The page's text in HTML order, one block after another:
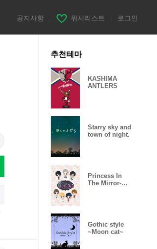
공지사항 위시리스트 로그인
추천테마
KASHIMA
ANTLERS
Starry sky and
town of night.
Princess In
The Mirror-
Gothic style
~Moon cat~